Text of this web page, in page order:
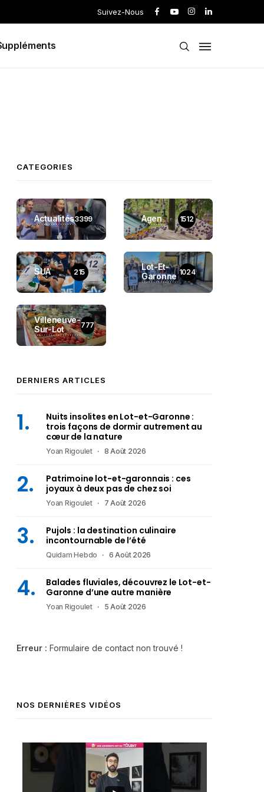
Suivez-Nous
CATEGORIES
Actualités3399 Agen 1512
SUA 215
Lot-Et-
Garonne 1024
Villeneuve-
Sur-Lot
777
DERNIERS ARTICLES
Nuits insolites en Lot-et-Garonne :
trois façons de dormir autrement au
cœur de la nature
Yoan Rigoulet 8 Août 2026
Patrimoine lot-et-garonnais : ces
joyaux à deux pas de chez soi
Yoan Rigoulet 7 Août 2026
Pujols : la destination culinaire
incontournable de l’été
Quidam Hebdo 6 Août 2026
Balades fluviales, découvrez le Lot-et-
Garonne d’une autre manière
Yoan Rigoulet 5 Août 2026
Erreur : Formulaire de contact non trouvé !
NOS DERNIÈRES VIDÉOS